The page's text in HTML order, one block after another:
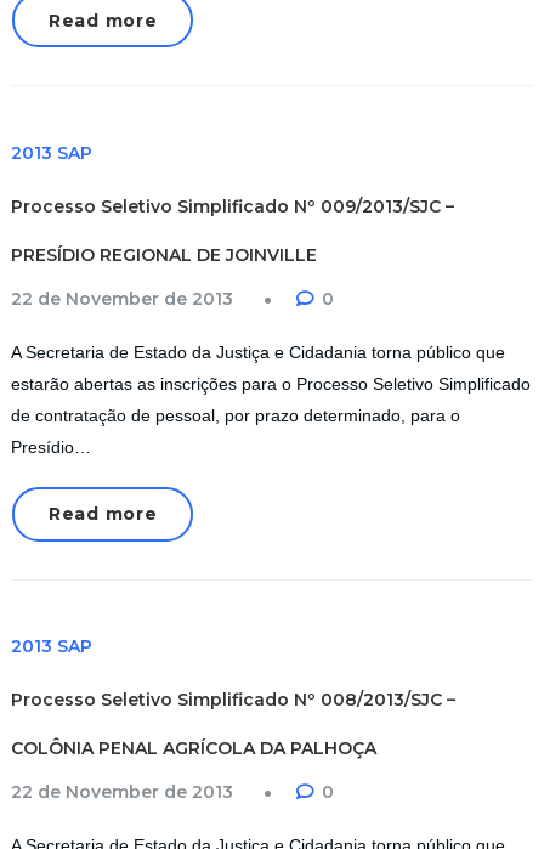
Read more
2013 SAP
Processo Seletivo Simplificado Nº 009/2013/SJC –
PRESÍDIO REGIONAL DE JOINVILLE
22 de November de 2013
0
A Secretaria de Estado da Justiça e Cidadania torna público que
estarão abertas as inscrições para o Processo Seletivo Simplificado
de contratação de pessoal, por prazo determinado, para o
Presídio…
Read more
2013 SAP
Processo Seletivo Simplificado Nº 008/2013/SJC –
COLÔNIA PENAL AGRÍCOLA DA PALHOÇA
22 de November de 2013
0